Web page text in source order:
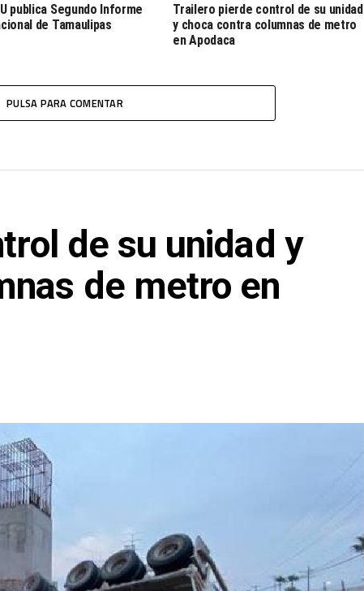
publica Segundo Informe
de Tamaulipas
Trailero pierde control de su unidad
y choca contra columnas de metro
en Apodaca
PULSA PARA COMENTAR
de su unidad y
de metro en